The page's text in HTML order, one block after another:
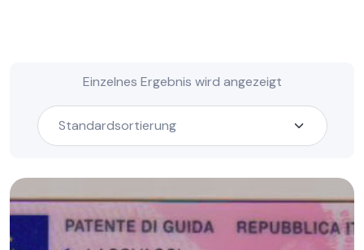
Einzelnes Ergebnis wird angezeigt